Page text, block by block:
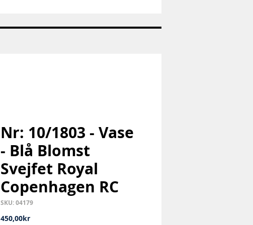
-
Nr: 10/1803 - Vase
- Blå Blomst
Svejfet Royal
Copenhagen RC
SKU: 04179
450,00krPrice